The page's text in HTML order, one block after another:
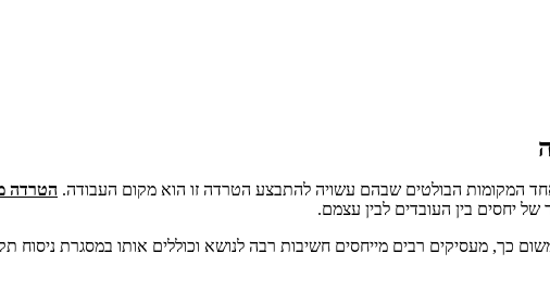
המקומות הבולטים שבהם עשויה להתבצע הטרדה זו הוא מקום העבודה. הטרדה
יחסים בין העובדים לבין עצמם.
כך, מעסיקים רבים מייחסים חשיבות רבה לנושא וכוללים אותו במסגרת ניסוח